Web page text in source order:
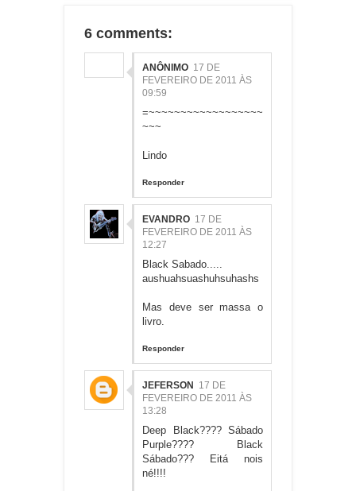
6 comments:
ANÔNIMO 17 DE
FEVEREIRO DE 2011 ÀS
09:59
=~~~~~~~~~~~~~~~~~~
~~~
Lindo
Responder
EVANDRO 17 DE
FEVEREIRO DE 2011 ÀS
12:27
Black Sabado.....
aushuahsuashuhsuhashs
Mas deve ser massa o
livro.
Responder
JEFERSON 17 DE
FEVEREIRO DE 2011 ÀS
13:28
Deep Black???? Sábado
Purple???? Black
Sábado??? Eitá nois
né!!!!